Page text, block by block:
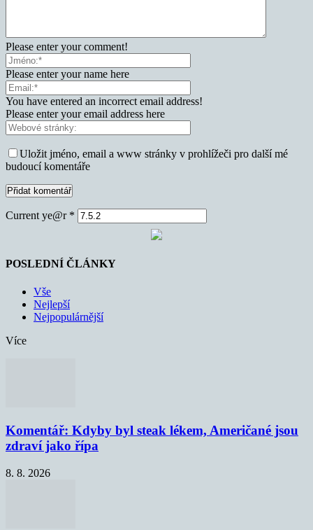
Please enter your comment!
Please enter your name here
You have entered an incorrect email address!
Please enter your email address here
Uložit jméno, email a www stránky v prohlížeči pro další mé
budoucí komentáře
Current ye@r *
POSLEDNÍ ČLÁNKY
Vše
Nejlepší
Nejpopulárnější
Více
Komentář: Kdyby byl steak lékem, Američané jsou
zdraví jako řípa
8. 8. 2026